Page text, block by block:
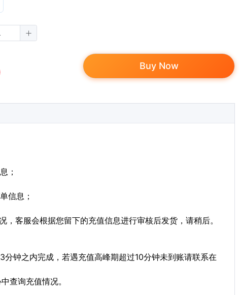
Buy Now
；
信息；
客服会根据您留下的充值信息进行审核后发货，请稍后。
钟之内完成，若遇充值高峰期超过10分钟未到账请联系在
查询充值情况。